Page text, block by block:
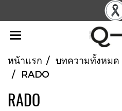
หน้าแรก บทความทั้งหมด
RADO
RADO